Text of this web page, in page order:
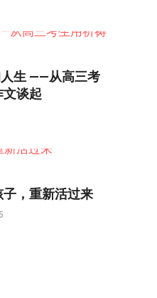
人生 ——从高三考
谈起
，重新活过来